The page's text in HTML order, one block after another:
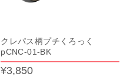
クレパス柄プチくろっく
pCNC-01-BK
¥3,850